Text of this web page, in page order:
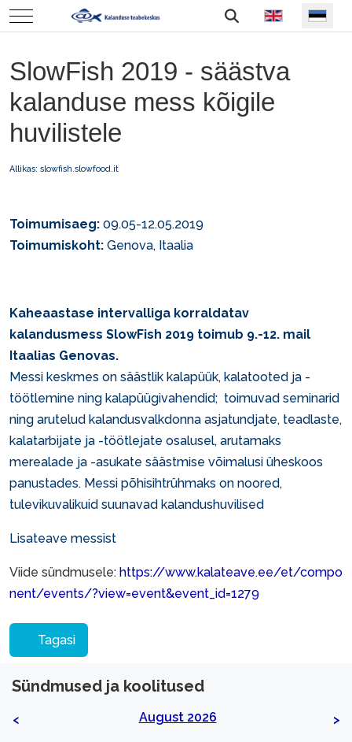
Mobile Menu Toggle Vali keel
SlowFish 2019 - säästva
kalanduse mess kõigile
huvilistele
Allikas: slowfish.slowfood.it
Toimumisaeg: 09.05-12.05.2019
Toimumiskoht: Genova, Itaalia
Kaheaastase intervalliga korraldatav
kalandusmess SlowFish 2019 toimub 9.-12. mail
Itaalias Genovas.
Messi keskmes on säästlik kalapüük, kalatooted ja -
töötlemine ning kalapüügivahendid; toimuvad seminarid
ning arutelud kalandusvalkdonna asjatundjate, teadlaste,
kalatarbijate ja -töötlejate osalusel, arutamaks
merealade ja -asukate säästmise võimalusi üheskoos
panustades. Messi põhisihtrühmaks on noored,
tulevikuvalikuid suunavad kalandushuvilised
Lisateave messist
Viide sündmusele: https://www.kalateave.ee/et/compo
nent/events/?view=event&event_id=1279
Tagasi
Sündmused ja koolitused
< August 2026 >